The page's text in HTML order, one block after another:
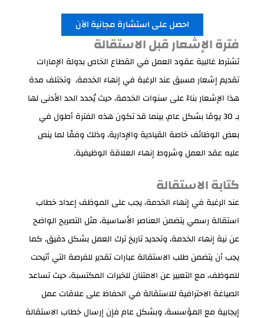
احصل على استشارة مجانية الآن
فترة الإشعار قبل الاستقالة
تشترط غالبية عقود العمل في القطاع الخاص بدولة الإمارات
تقديم إشعار مسبق عند الرغبة في إنهاء الخدمة، وتختلف مدة
هذا الإشعار بناءً على سنوات الخدمة، حيث يُحدد الحد الأدنى لها
بـ 30 يومًا بشكل عام، بينما قد تكون هذه الفترة أطول في
بعض الوظائف خاصة القيادية والإدارية، وذلك وفقًا لما ينص
عليه عقد العمل وشروط إنهاء العلاقة الوظيفية.
كتابة الاستقالة
عند الرغبة في إنهاء الخدمة، يجب على الموظف إعداد خطاب
استقالة رسمي يتضمن العناصر الأساسية، مثل التصريح الواضح
عن نية إنهاء الخدمة، وتحديد تاريخ ترك العمل بشكل دقيق، كما
يجب أن يتضمن طلب الاستقالة عبارات تقدير للفرصة التي أتيحت
للموظف، مع التعبير عن الامتنان للخبرات المكتسبة، حيث تساعد
الصياغة الاحترافية للاستقالة في الحفاظ على علاقات عمل
إيجابية مع المؤسسة، وبشكل عام فإن إرسال خطاب الاستقالة